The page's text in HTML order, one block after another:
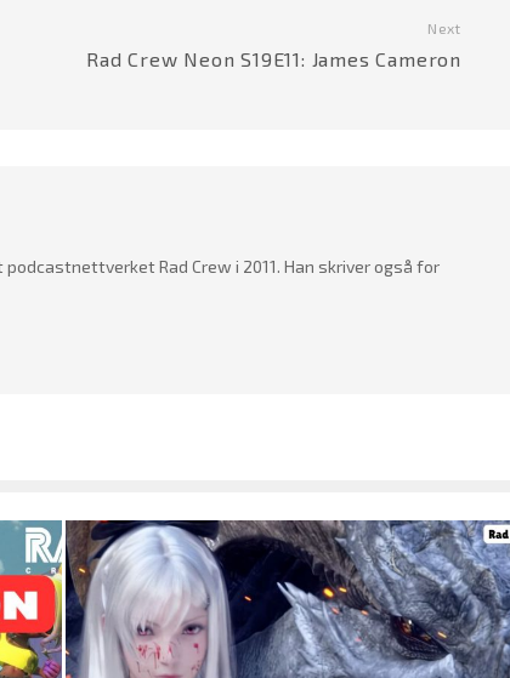
Next
Rad Crew Neon S19E11: James Cameron
Rad Crew i 2011. Han skriver også for